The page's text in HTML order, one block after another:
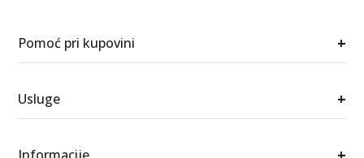
Pomoć pri kupovini +
Usluge +